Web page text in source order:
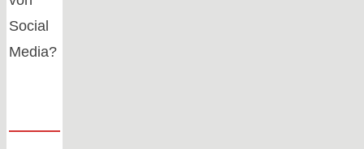
Social
Media?